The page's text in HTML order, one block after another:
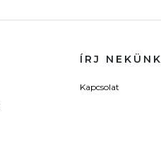
ÍRJ NEKÜNK
Kapcsolat